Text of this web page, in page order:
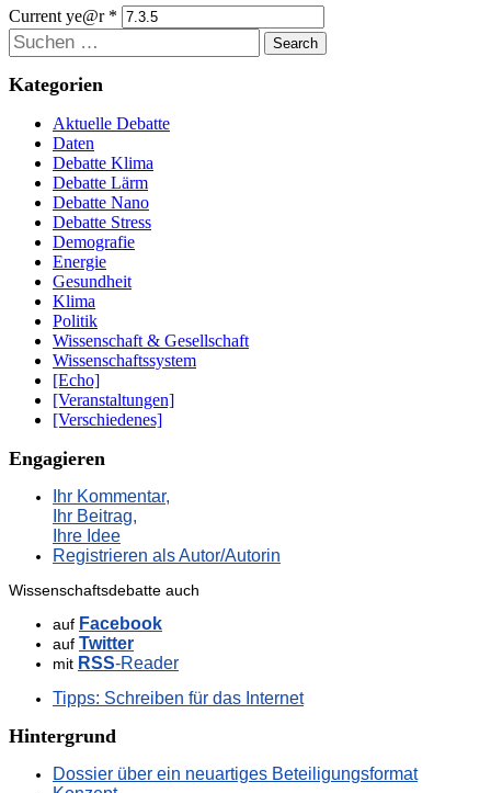
Current ye@r *
Suchen
Kategorien
Aktuelle Debatte
Daten
Debatte Klima
Debatte Lärm
Debatte Nano
Debatte Stress
Demografie
Energie
Gesundheit
Klima
Politik
Wissenschaft & Gesellschaft
Wissenschaftssystem
[Echo]
[Veranstaltungen]
[Verschiedenes]
Engagieren
Ihr Kommentar,
Ihr Beitrag,
Ihre Idee
Registrieren als Autor/Autorin
Wissenschaftsdebatte auch
auf Facebook
auf Twitter
mit RSS-Reader
Tipps: Schreiben für das Internet
Hintergrund
Dossier über ein neuartiges Beteiligungsformat